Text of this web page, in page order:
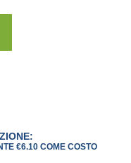
€6.10 COME COSTO